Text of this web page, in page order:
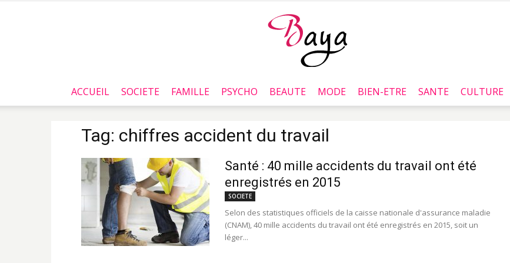
Baya.tn
ACCUEIL SOCIETE FAMILLE PSYCHO BEAUTE MODE BIEN-ETRE SANTE CULTURE
Tag: chiffres accident du travail
Santé : 40 mille accidents du travail ont été
enregistrés en 2015
SOCIETE
Selon des statistiques officiels de la caisse nationale d'assurance maladie
(CNAM), 40 mille accidents du travail ont été enregistrés en 2015, soit un
léger...